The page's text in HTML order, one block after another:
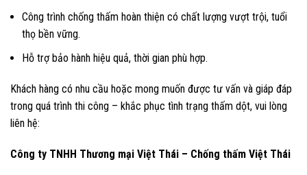
Công trình chống thấm hoàn thiện có chất lượng vượt trội, tuổi
thọ bền vững.
Hỗ trợ bảo hành hiệu quả, thời gian phù hợp.
Khách hàng có nhu cầu hoặc mong muốn được tư vấn và giáp đáp
trong quá trình thi công – khắc phục tình trạng thấm dột, vui lòng
liên hệ:
Công ty TNHH Thương mại Việt Thái – Chống thấm Việt Thái